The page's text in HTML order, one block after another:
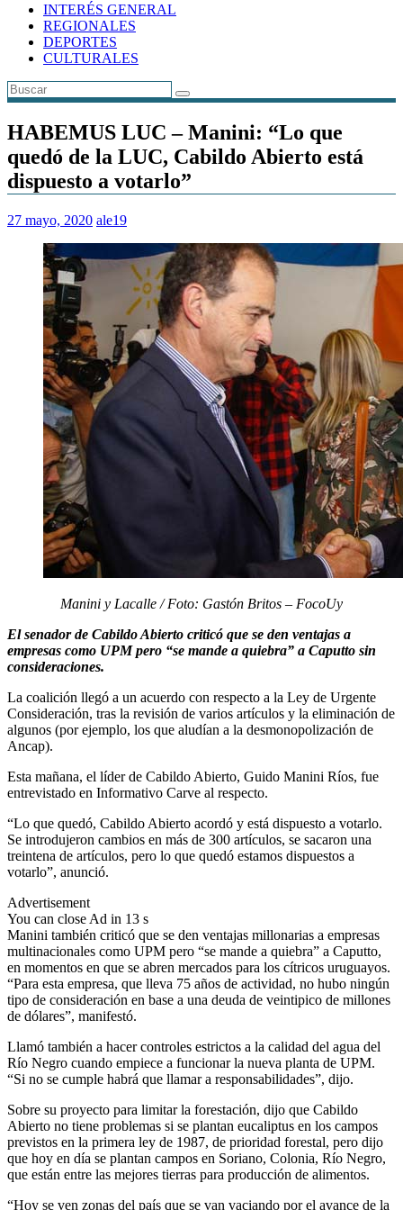
INTERÉS GENERAL
REGIONALES
DEPORTES
CULTURALES
HABEMUS LUC – Manini: “Lo que
quedó de la LUC, Cabildo Abierto está
dispuesto a votarlo”
27 mayo, 2020 ale19
Manini y Lacalle / Foto: Gastón Britos – FocoUy
El senador de Cabildo Abierto criticó que se den ventajas a
empresas como UPM pero “se mande a quiebra” a Caputto sin
consideraciones.
La coalición llegó a un acuerdo con respecto a la Ley de Urgente
Consideración, tras la revisión de varios artículos y la eliminación de
algunos (por ejemplo, los que aludían a la desmonopolización de
Ancap).
Esta mañana, el líder de Cabildo Abierto, Guido Manini Ríos, fue
entrevistado en Informativo Carve al respecto.
“Lo que quedó, Cabildo Abierto acordó y está dispuesto a votarlo.
Se introdujeron cambios en más de 300 artículos, se sacaron una
treintena de artículos, pero lo que quedó estamos dispuestos a
votarlo”, anunció.
Advertisement
You can close Ad in 13 s
Manini también criticó que se den ventajas millonarias a empresas
multinacionales como UPM pero “se mande a quiebra” a Caputto,
en momentos en que se abren mercados para los cítricos uruguayos.
“Para esta empresa, que lleva 75 años de actividad, no hubo ningún
tipo de consideración en base a una deuda de veintipico de millones
de dólares”, manifestó.
Llamó también a hacer controles estrictos a la calidad del agua del
Río Negro cuando empiece a funcionar la nueva planta de UPM.
“Si no se cumple habrá que llamar a responsabilidades”, dijo.
Sobre su proyecto para limitar la forestación, dijo que Cabildo
Abierto no tiene problemas si se plantan eucaliptus en los campos
previstos en la primera ley de 1987, de prioridad forestal, pero dijo
que hoy en día se plantan campos en Soriano, Colonia, Río Negro,
que están entre las mejores tierras para producción de alimentos.
“Hoy se ven zonas del país que se van vaciando por el avance de la